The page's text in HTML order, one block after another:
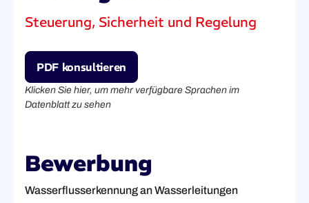
Steuerung, Sicherheit und Regelung
PDF konsultieren
Klicken Sie hier, um mehr verfügbare Sprachen im
Datenblatt zu sehen
Bewerbung
Wasserflusserkennung an Wasserleitungen